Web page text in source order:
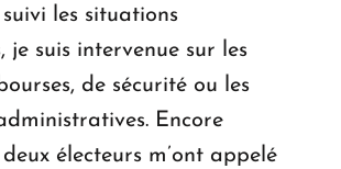
les situations
je suis intervenue sur les
de sécurité ou les
Encore
électeurs m’ont appelé